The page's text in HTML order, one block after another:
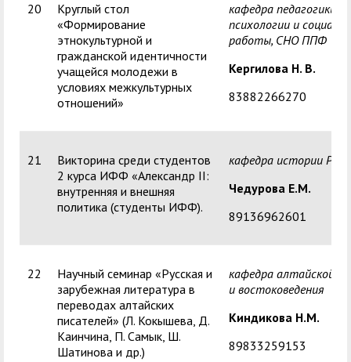
20
Круглый стол
«Формирование
этнокультурной и
гражданской идентичности
учащейся молодежи в
условиях межкультурных
отношений»
кафедра педагогики,
психологии и
работы, СНО ППФ
Кергилова Н. В.
83882266270
21
Викторина среди студентов
2 курса ИФФ «Александр II:
внутренняя и внешняя
политика (студенты ИФФ).
кафедра истории
Чедурова Е.М.
89136962601
22
Научный семинар «Русская и
зарубежная литература в
переводах алтайских
писателей» (Л. Кокышева, Д.
Каинчина, П. Самык, Ш.
Шатинова и др.)
кафедра алтайской
и востоковедения
Киндикова Н.М.
89833259153